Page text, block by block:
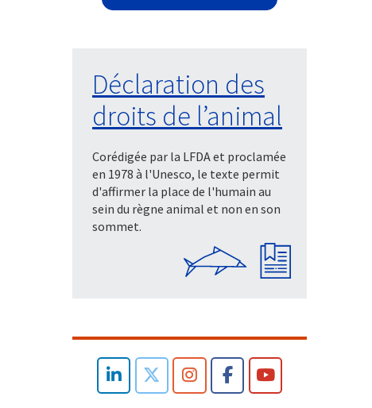
Déclaration des
droits de l’animal
Corédigée par la LFDA et proclamée
en 1978 à l'Unesco, le texte permit
d'affirmer la place de l'humain au
sein du règne animal et non en son
sommet.